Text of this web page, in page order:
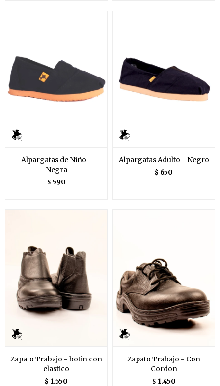
Alpargatas de Niño -
Negra
$ 590
Alpargatas Adulto - Negro
$ 650
Zapato Trabajo - botin con
elastico
$ 1.550
Zapato Trabajo - Con
Cordon
$ 1.450